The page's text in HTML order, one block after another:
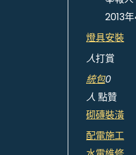
2013年
燈具安裝
人打賞
統包0
人點贊
砌磚裝潢
配電施工